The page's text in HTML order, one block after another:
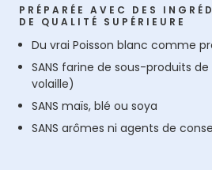
PRÉPARÉE AVEC DES
DE QUALITÉ SUPÉRIEURE
Du vrai Poisson blanc comme
SANS farine de sous-produits
volaille)
SANS maïs, blé ou soya
SANS arômes ni agents de